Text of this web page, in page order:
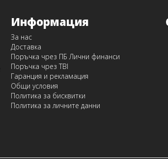
Информация
За нас
Доставка
Поръчка чрез ПБ Лични финанси
Поръчка чрез TBI
Гаранция и рекламация
Общи условия
Политика за бисквитки
Политика за личните данни